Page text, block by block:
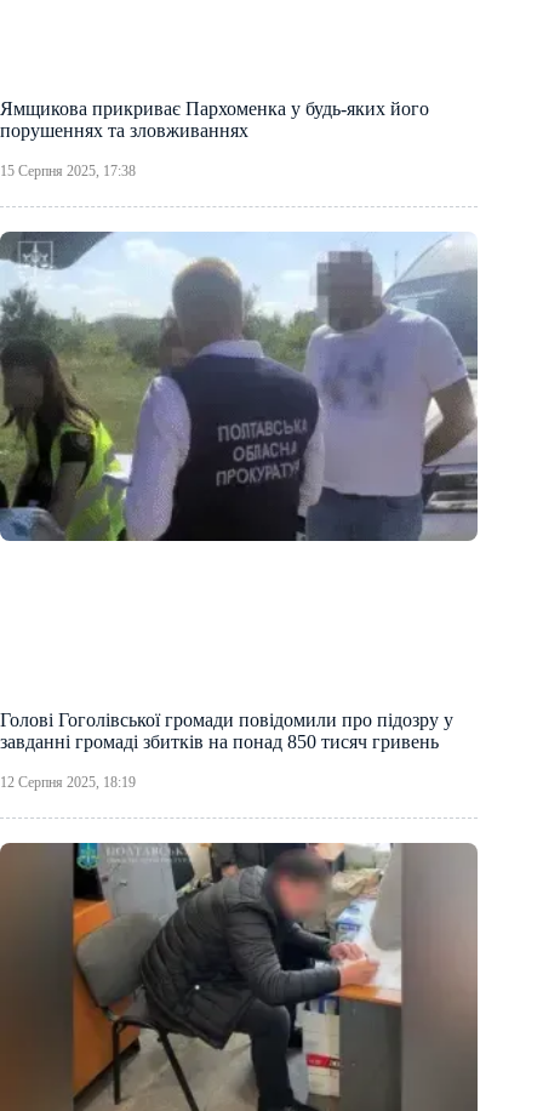
Ямщикова прикриває Пархоменка у будь-яких його
порушеннях та зловживаннях
15 Серпня 2025, 17:38
Голові Гоголівської громади повідомили про підозру у
завданні громаді збитків на понад 850 тисяч гривень
12 Серпня 2025, 18:19